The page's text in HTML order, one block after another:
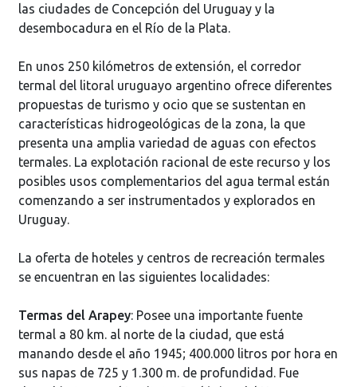
las ciudades de Concepción del Uruguay y la
desembocadura en el Río de la Plata.
En unos 250 kilómetros de extensión, el corredor
termal del litoral uruguayo argentino ofrece diferentes
propuestas de turismo y ocio que se sustentan en
características hidrogeológicas de la zona, la que
presenta una amplia variedad de aguas con efectos
termales. La explotación racional de este recurso y los
posibles usos complementarios del agua termal están
comenzando a ser instrumentados y explorados en
Uruguay.
La oferta de hoteles y centros de recreación termales
se encuentran en las siguientes localidades:
Termas del Arapey: Posee una importante fuente
termal a 80 km. al norte de la ciudad, que está
manando desde el año 1945; 400.000 litros por hora en
sus napas de 725 y 1.300 m. de profundidad. Fue